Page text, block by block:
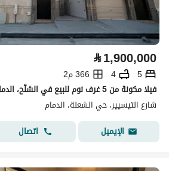
⃁1,900,000
5
4
366 م2
فيلا مكونة من 5 غرف نوم للبيع في الشلّح، الدمام
شارع التيسيير، حي الشعلة، الدمام
الإيميل
اتصال